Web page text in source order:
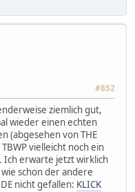
#852
ziemlich gut,
wieder einen echten
(abgesehen von THE
vielleicht noch ein
Ich erwarte jetzt wirklich
schon der andere
nicht gefallen: KLICK